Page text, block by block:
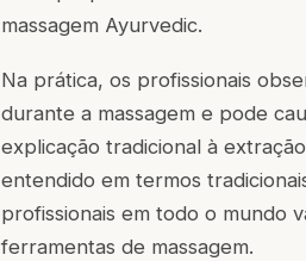
massagem Ayurvedic.
Na prática, os profissionais
durante a massagem e pode
explicação tradicional à
entendido em termos
profissionais em todo o mundo
ferramentas de massagem.